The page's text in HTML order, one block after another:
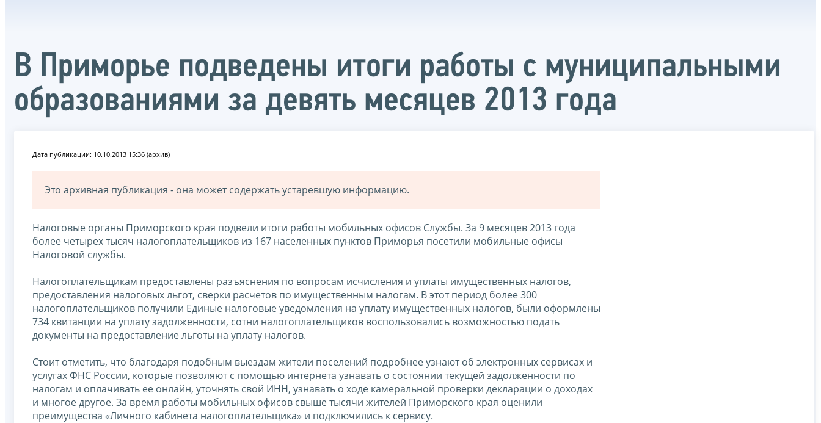
В Приморье подведены итоги работы с муниципальными
образованиями за девять месяцев 2013 года
Дата публикации: 10.10.2013 15:36 (архив)
Это архивная публикация - она может содержать устаревшую информацию.
Налоговые органы Приморского края подвели итоги работы мобильных офисов Службы. За 9 месяцев 2013 года
более четырех тысяч налогоплательщиков из 167 населенных пунктов Приморья посетили мобильные офисы
Налоговой службы.
Налогоплательщикам предоставлены разъяснения по вопросам исчисления и уплаты имущественных налогов,
предоставления налоговых льгот, сверки расчетов по имущественным налогам. В этот период более 300
налогоплательщиков получили Единые налоговые уведомления на уплату имущественных налогов, были оформлены
734 квитанции на уплату задолженности, сотни налогоплательщиков воспользовались возможностью подать
документы на предоставление льготы на уплату налогов.
Стоит отметить, что благодаря подобным выездам жители поселений подробнее узнают об электронных сервисах и
услугах ФНС России, которые позволяют с помощью интернета узнавать о состоянии текущей задолженности по
налогам и оплачивать ее онлайн, уточнять свой ИНН, узнавать о ходе камеральной проверки декларации о доходах
и многое другое. За время работы мобильных офисов свыше тысячи жителей Приморского края оценили
преимущества «Личного кабинета налогоплательщика» и подключились к сервису.